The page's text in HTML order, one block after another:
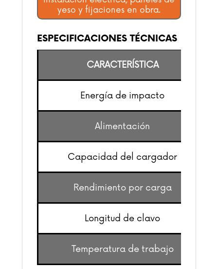
yeso y fijaciones en obra.
ESPECIFICACIONES TÉCNICAS
CARACTERÍSTICA
Energía de impacto
Alimentación
Capacidad del cargador
Rendimiento por carga
Longitud de clavo
Temperatura de trabajo